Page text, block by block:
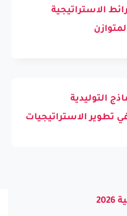
الاستراتيجية
التوليدية